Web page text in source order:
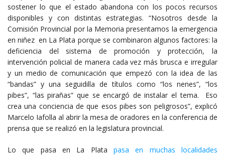
sostener lo que el estado abandona con los pocos recursos
disponibles y con distintas estrategias. “Nosotros desde la
Comisión Provincial por la Memoria presentamos la emergencia
en niñez en La Plata porque se combinaron algunos factores: la
deficiencia del sistema de promoción y protección, la
intervención policial de manera cada vez más brusca e irregular
y un medio de comunicación que empezó con la idea de las
“bandas” y una seguidilla de títulos como “los nenes”, “los
pibes”, “las pirañas” que se encargó de instalar el tema. Eso
crea una conciencia de que esos pibes son peligrosos”, explicó
Marcelo Iafolla al abrir la mesa de oradores en la conferencia de
prensa que se realizó en la legislatura provincial.
Lo que pasa en La Plata pasa en muchas localidades